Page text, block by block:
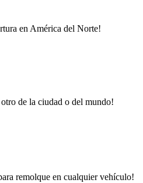
en América del Norte!
de la ciudad o del mundo!
remolque en cualquier vehículo!